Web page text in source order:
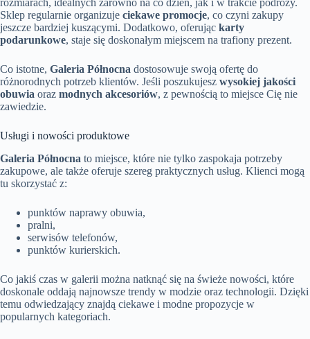
rozmiarach, idealnych zarówno na co dzień, jak i w trakcie podróży.
Sklep regularnie organizuje ciekawe promocje, co czyni zakupy
jeszcze bardziej kuszącymi. Dodatkowo, oferując karty
podarunkowe, staje się doskonałym miejscem na trafiony prezent.
Co istotne, Galeria Północna dostosowuje swoją ofertę do
różnorodnych potrzeb klientów. Jeśli poszukujesz wysokiej jakości
obuwia oraz modnych akcesoriów, z pewnością to miejsce Cię nie
zawiedzie.
Usługi i nowości produktowe
Galeria Północna to miejsce, które nie tylko zaspokaja potrzeby
zakupowe, ale także oferuje szereg praktycznych usług. Klienci mogą
tu skorzystać z:
punktów naprawy obuwia,
pralni,
serwisów telefonów,
punktów kurierskich.
Co jakiś czas w galerii można natknąć się na świeże nowości, które
doskonale oddają najnowsze trendy w modzie oraz technologii. Dzięki
temu odwiedzający znajdą ciekawe i modne propozycje w
popularnych kategoriach.